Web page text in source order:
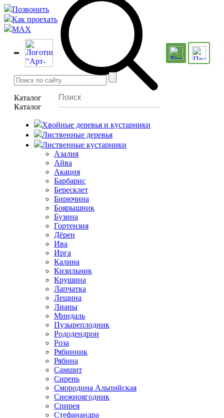
Позвонить
Как проехать
MAX
Каталог
Каталог
Хвойные деревья и кустарники
Лиственные деревья
Лиственные кустарники
Азалия
Айва
Акация
Барбарис
Бересклет
Бирючина
Боярышник
Бузина
Гортензия
Дёрен
Ива
Ирга
Калина
Кизильник
Крушина
Лапчатка
Лещина
Лианы
Миндаль
Пузыреплодник
Рододендрон
Роза
Рябинник
Рябина
Самшит
Сирень
Смородина Альпийская
Снежноягодник
Спирея
Стефанандра